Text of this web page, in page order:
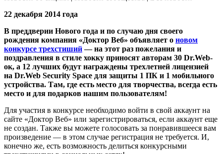
22 декабря 2014 года
В преддверии Нового года и по случаю дня своего
рождения компания «Доктор Веб» объявляет о новом
конкурсе трехстиший— на этот раз пожелания и
поздравления в стиле хокку приносят авторам 30 Dr.Web-
ок, а 12 лучших будут награждены трехлетней лицензией
на Dr.Web Security Space для защиты 1 ПК и 1 мобильного
устройства. Там, где есть место для творчества, всегда есть
место и для подарков нашим пользователям!
Для участия в конкурсе необходимо войти в свой аккаунт на
сайте «Доктор Веб» или зарегистрироваться, если аккаунт еще
не создан. Также вы можете голосовать за понравившееся вам
произведение — в этом случае регистрация не требуется. И,
конечно же, есть возможность делиться конкурсными